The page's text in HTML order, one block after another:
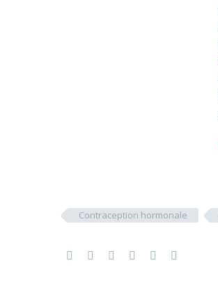
Contraception hormonale